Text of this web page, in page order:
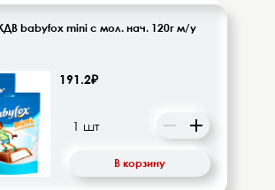
babyfox mini с мол. нач. 120г м/у
191.2₽
В корзину